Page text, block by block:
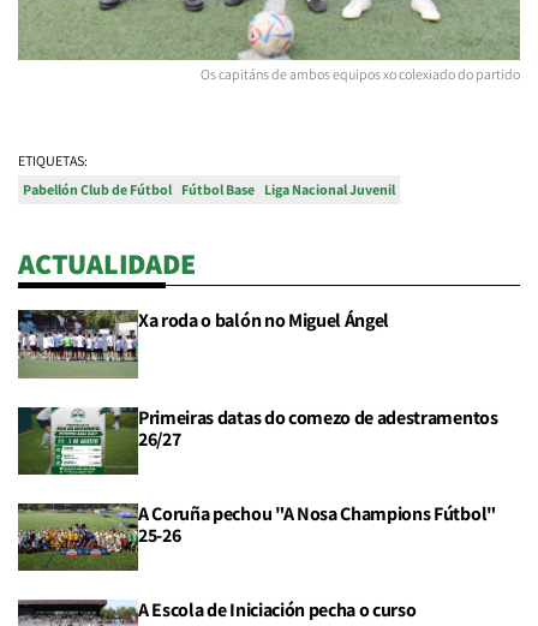
Os capitáns de ambos equipos xo colexiado do partido
ETIQUETAS:
Pabellón Club de Fútbol Fútbol Base Liga Nacional Juvenil
ACTUALIDADE
Xa roda o balón no Miguel Ángel
Primeiras datas do comezo de adestramentos
26/27
A Coruña pechou "A Nosa Champions Fútbol"
25-26
A Escola de Iniciación pecha o curso